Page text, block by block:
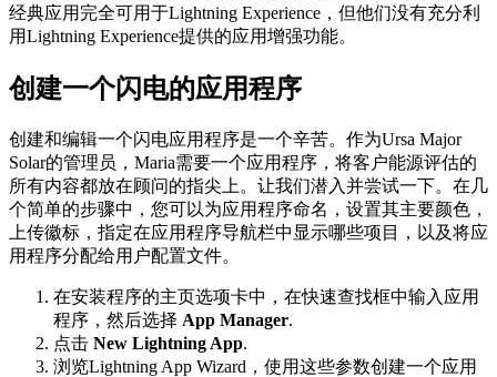
经典应用完全可用于Lightning Experience，但他们没有充分利
用Lightning Experience提供的应用增强功能。
创建一个闪电的应用程序
创建和编辑一个闪电应用程序是一个辛苦。作为Ursa Major
Solar的管理员，Maria需要一个应用程序，将客户能源评估的
所有内容都放在顾问的指尖上。让我们潜入并尝试一下。在几
个简单的步骤中，您可以为应用程序命名，设置其主要颜色，
上传徽标，指定在应用程序导航栏中显示哪些项目，以及将应
用程序分配给用户配置文件。
在安装程序的主页选项卡中，在快速查找框中输入应用
程序，然后选择 App Manager.
点击 New Lightning App.
浏览Lightning App Wizard，使用这些参数创建一个应用